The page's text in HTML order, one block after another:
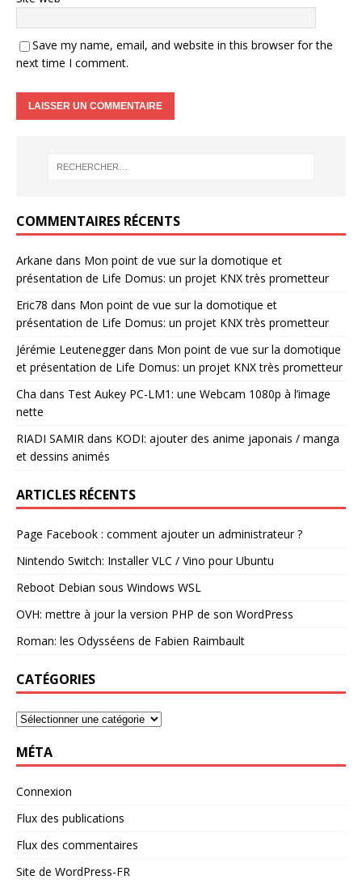
Save my name, email, and website in this browser for the
next time I comment.
COMMENTAIRES RÉCENTS
Arkane dans Mon point de vue sur la domotique et
présentation de Life Domus: un projet KNX très prometteur
Eric78 dans Mon point de vue sur la domotique et
présentation de Life Domus: un projet KNX très prometteur
Jérémie Leuteneggerdans Mon point de vue sur la domotique
et présentation de Life Domus: un projet KNX très prometteur
Cha dans Test Aukey PC-LM1: une Webcam 1080p à l’image
nette
RIADI SAMIR dans KODI: ajouter des anime japonais / manga
et dessins animés
ARTICLES RÉCENTS
Page Facebook : comment ajouter un administrateur ?
Nintendo Switch: Installer VLC / Vino pour Ubuntu
Reboot Debian sous Windows WSL
OVH: mettre à jour la version PHP de son WordPress
Roman: les Odysséens de Fabien Raimbault
CATÉGORIES
MÉTA
Connexion
Flux des publications
Flux des commentaires
Site de WordPress-FR